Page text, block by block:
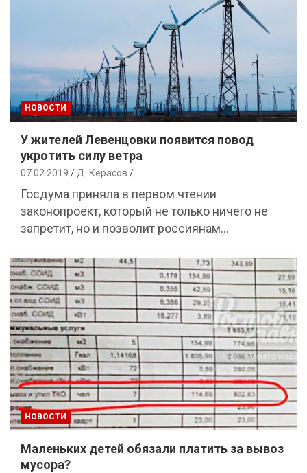
НОВОСТИ
У жителей Левенцовки появится повод
укротить силу ветра
07.02.2019 Д. Керасов
Госдума приняла в первом чтении
законопроект, который не только ничего не
запретит, но и позволит россиянам…
НОВОСТИ
Маленьких детей обязали платить за вывоз
мусора?